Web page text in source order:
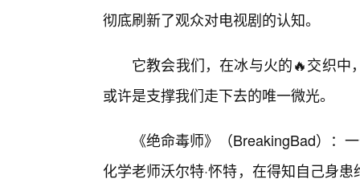
彻底刷新了观众对电视剧的认知。
它教会我们，在冰与火的🔥交织
或许是支撑我们走下去的唯一微光。
《绝命毒师》（BreakingBad）：
化学老师沃尔特·怀特，在得知自己身